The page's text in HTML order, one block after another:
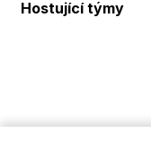
Hostující týmy